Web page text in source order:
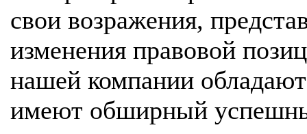
свои возражения,
изменения правовой
нашей компании
имеют обширный